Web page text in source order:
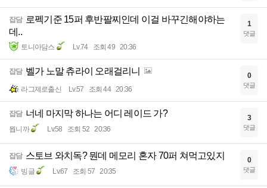
잡담 로펙기준 15퍼 후반팔찌인데 이걸 바꾸긴해야하는
데..
토니아담스 Lv.74 조회 49 20:36
1
댓글
잡담 벨가 노말 츄라이 오래걸리니
라그제로출신 Lv.57 조회 44 20:36
0
댓글
잡담 너네 마지막 하나는 어디 레이드 가?
뭡니까 Lv.58 조회 52 20:36
3
댓글
잡담 스토브 와치독? 뭔데 메모리 혼자 70퍼 쳐먹고있지
빙글 Lv.67 조회 57 20:35
0
댓글